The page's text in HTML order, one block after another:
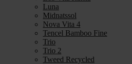
Luna
Midnatssol
Nova Vita 4
Tencel Bamboo Fine
Trio
Trio 2
Tweed Recycled